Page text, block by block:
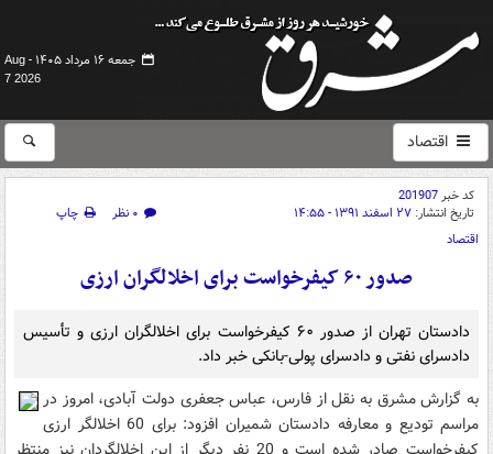
جمعه ۱۶ مرداد ۱۴۰۵ -
Aug
7 2026
اقتصاد
کد خبر201907
تاریخ انتشار: ۲۷ اسفند ۱۳۹۱ - ۱۴:۵۵ ۰ نظر
چاپ
اقتصاد
صدور ۶۰ کیفرخواست برای اخلالگران ارزی
دادستان تهران از صدور ۶۰ کیفرخواست برای اخلالگران ارزی و تأسیس
دادسرای نفتی و دادسرای پولی-بانکی خبر داد.
به گزارش مشرق به نقل از فارس، عباس جعفری دولت آبادی، امروز در
مراسم تودیع و معارفه دادستان شمیران افزود: برای 60 اخلالگر ارزی